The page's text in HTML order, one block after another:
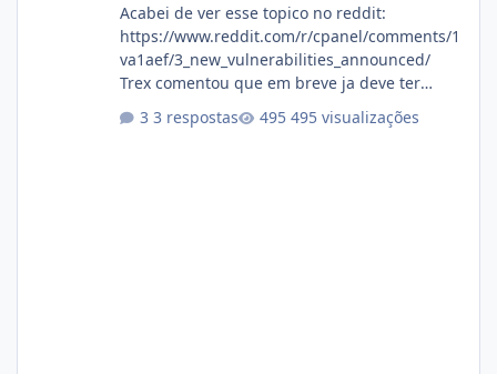
Acabei de ver esse topico no reddit:
https://www.reddit.com/r/cpanel/comments/1
va1aef/3_new_vulnerabilities_announced/
Trex comentou que em breve ja deve ter
3 respostas 495 visualizações